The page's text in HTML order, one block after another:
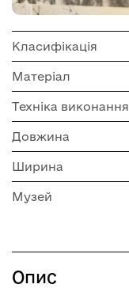
Класифікація
Матеріал
Техніка виконання
Довжина
Ширина
Музей
Опис